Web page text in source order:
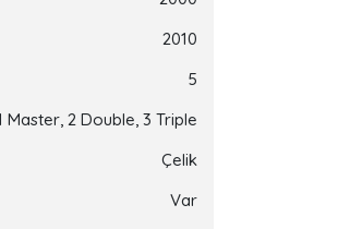
2010
5
Master, 2 Double, 3 Triple
Çelik
Var